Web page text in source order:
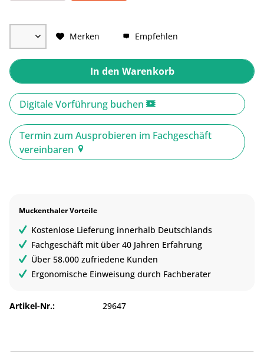
Merken Empfehlen
In den Warenkorb
Digitale Vorführung buchen
Termin zum Ausprobieren im Fachgeschäft
vereinbaren
Muckenthaler Vorteile
Kostenlose Lieferung innerhalb Deutschlands
Fachgeschäft mit über 40 Jahren Erfahrung
Über 58.000 zufriedene Kunden
Ergonomische Einweisung durch Fachberater
Artikel-Nr.: 29647